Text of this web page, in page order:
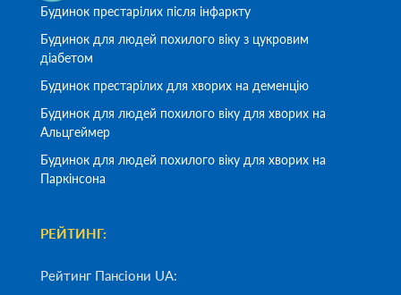
Будинок престарілих після інфаркту
Будинок для людей похилого віку з цукровим
діабетом
Будинок престарілих для хворих на деменцію
Будинок для людей похилого віку для хворих на
Альцгеймер
Будинок для людей похилого віку для хворих на
Паркінсона
РЕЙТИНГ:
Рейтинг Пансіони UA: